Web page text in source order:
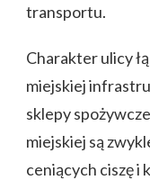
transportu.
Charakter ulicy
miejskiej
sklepy
miejskiej są
ceniących ciszę i